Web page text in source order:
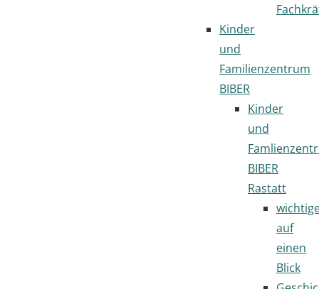
Kinder
und
Familienzentrum
BIBER
Kinder
und
BIBER
Rastatt
auf
einen
Blick